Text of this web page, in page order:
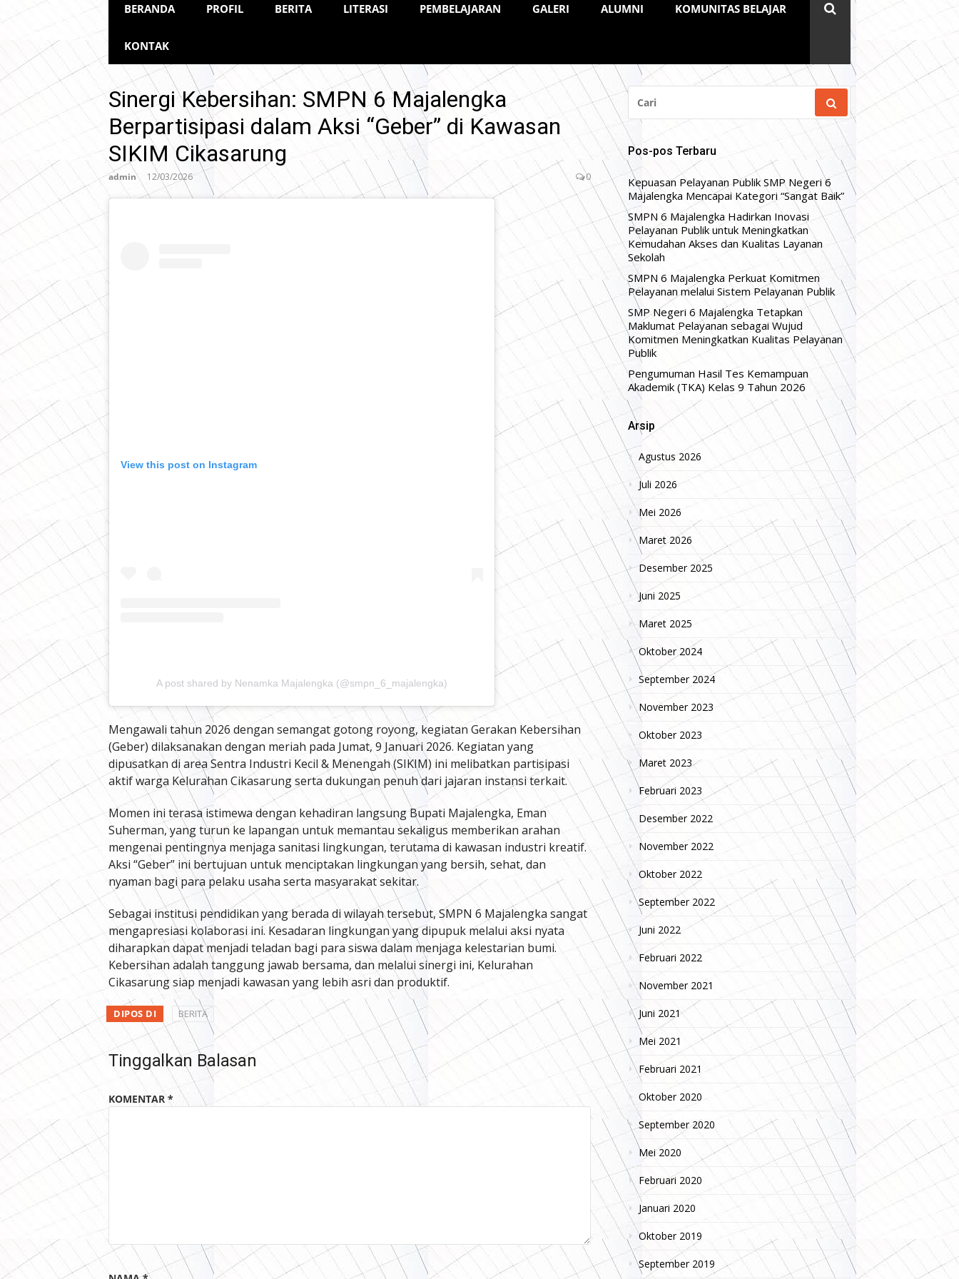
BERANDA PROFIL BERITA LITERASI PEMBELAJARAN GALERI ALUMNI KOMUNITAS BELAJAR
KONTAK
Sinergi Kebersihan: SMPN 6 Majalengka
Berpartisipasi dalam Aksi “Geber” di Kawasan
SIKIM Cikasarung
admin 12/03/2026 0
View this post on Instagram
A post shared by Nenamka Majalengka (@smpn_6_majalengka)
Mengawali tahun 2026 dengan semangat gotong royong, kegiatan Gerakan Kebersihan
(Geber) dilaksanakan dengan meriah pada Jumat, 9 Januari 2026. Kegiatan yang
dipusatkan di area Sentra Industri Kecil & Menengah (SIKIM) ini melibatkan partisipasi
aktif warga Kelurahan Cikasarung serta dukungan penuh dari jajaran instansi terkait.
Momen ini terasa istimewa dengan kehadiran langsung Bupati Majalengka, Eman
Suherman, yang turun ke lapangan untuk memantau sekaligus memberikan arahan
mengenai pentingnya menjaga sanitasi lingkungan, terutama di kawasan industri kreatif.
Aksi “Geber” ini bertujuan untuk menciptakan lingkungan yang bersih, sehat, dan
nyaman bagi para pelaku usaha serta masyarakat sekitar.
Sebagai institusi pendidikan yang berada di wilayah tersebut, SMPN 6 Majalengka sangat
mengapresiasi kolaborasi ini. Kesadaran lingkungan yang dipupuk melalui aksi nyata
diharapkan dapat menjadi teladan bagi para siswa dalam menjaga kelestarian bumi.
Kebersihan adalah tanggung jawab bersama, dan melalui sinergi ini, Kelurahan
Cikasarung siap menjadi kawasan yang lebih asri dan produktif.
DIPOS DI BERITA
Tinggalkan Balasan
KOMENTAR*
CARI
UNTUK:
Pos-pos Terbaru
Kepuasan Pelayanan Publik SMP Negeri 6
Majalengka Mencapai Kategori “Sangat Baik”
SMPN 6 Majalengka Hadirkan Inovasi
Pelayanan Publik untuk Meningkatkan
Kemudahan Akses dan Kualitas Layanan
Sekolah
SMPN 6 Majalengka Perkuat Komitmen
Pelayanan melalui Sistem Pelayanan Publik
SMP Negeri 6 Majalengka Tetapkan
Maklumat Pelayanan sebagai Wujud
Komitmen Meningkatkan Kualitas Pelayanan
Publik
Pengumuman Hasil Tes Kemampuan
Akademik (TKA) Kelas 9 Tahun 2026
Arsip
Agustus 2026
Juli 2026
Mei 2026
Maret 2026
Desember 2025
Juni 2025
Maret 2025
Oktober 2024
September 2024
November 2023
Oktober 2023
Maret 2023
Februari 2023
Desember 2022
November 2022
Oktober 2022
September 2022
Juni 2022
Februari 2022
November 2021
Juni 2021
Mei 2021
Februari 2021
Oktober 2020
September 2020
Mei 2020
Februari 2020
Januari 2020
Oktober 2019
September 2019